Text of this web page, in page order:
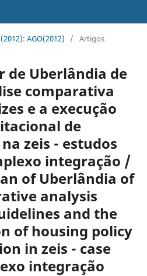
AGO(2012) / Artigos
de Uberlândia de
comparativa
e a execução
de
zeis - estudos
integração /
of Uberlândia of
analysis
and the
of housing policy
in zeis - case
integração